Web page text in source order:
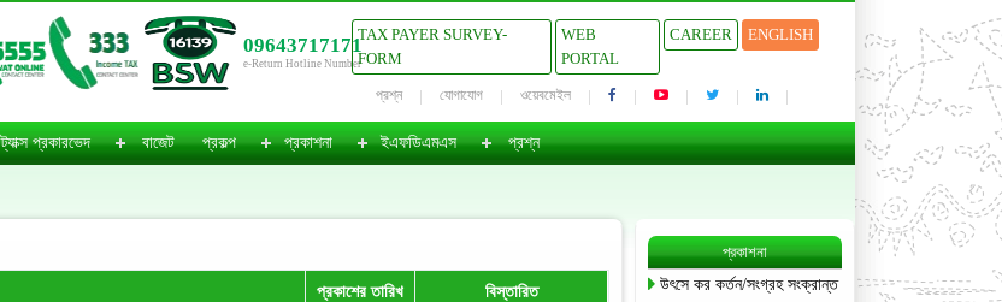
09643717171
e-Return Hotline Number
TAX PAYER SURVEY-
FORM
WEB
PORTAL
CAREER ENGLISH
প্রশ্ন যোগাযোগ ওয়েবমেইল
ট্যাক্স প্রকারভেদ বাজেট প্রকল্প প্রকাশনা ইএফডিএমএস প্রশ্ন
প্রকাশের তারিখ বিস্তারিত
প্রকাশনা
উৎসে কর কর্তন/সংগ্রহ সংক্রান্ত